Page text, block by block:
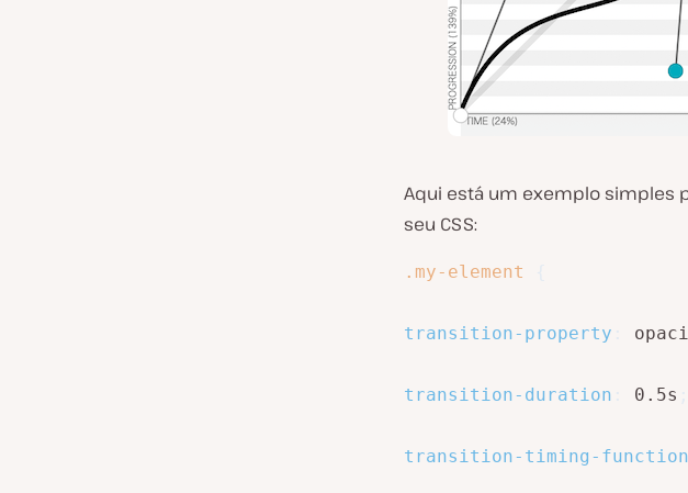
Aqui está um exemplo simples
seu CSS:
.my-element
transition-property
transition-duration 0.5s
transition-timing-function